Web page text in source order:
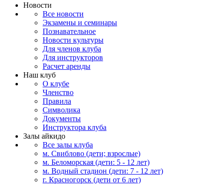
Новости
Все новости
Экзамены и семинары
Познавательное
Новости культуры
Для членов клуба
Для инструкторов
Расчет аренды
Наш клуб
О клубе
Членство
Правила
Символика
Документы
Инструктора клуба
Залы айкидо
Все залы клуба
м. Свиблово (дети; взрослые)
м. Беломорская (дети: 5 - 12 лет)
м. Водный стадион (дети: 7 - 12 лет)
г. Красногорск (дети от 6 лет)